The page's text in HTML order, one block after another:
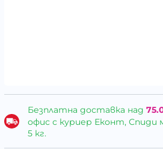
Безплатна доставка над
офис с куриер Еконт, Спиди
5 кг.